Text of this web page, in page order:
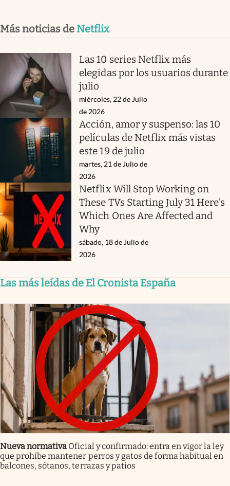
Más noticias de Netflix
Las 10 series Netflix más
elegidas por los usuarios durante
julio
miércoles, 22 de Julio
de 2026
Acción, amor y suspenso: las 10
películas de Netflix más vistas
este 19 de julio
martes, 21 de Julio de
2026
Netflix Will Stop Working on
These TVs Starting July 31 Here’s
Which Ones Are Affected and
Why
sábado, 18 de Julio de
2026
Las más leídas de El Cronista España
Nueva normativa Oficial y confirmado: entra en vigor la ley
que prohíbe mantener perros y gatos de forma habitual en
balcones, sótanos, terrazas y patios